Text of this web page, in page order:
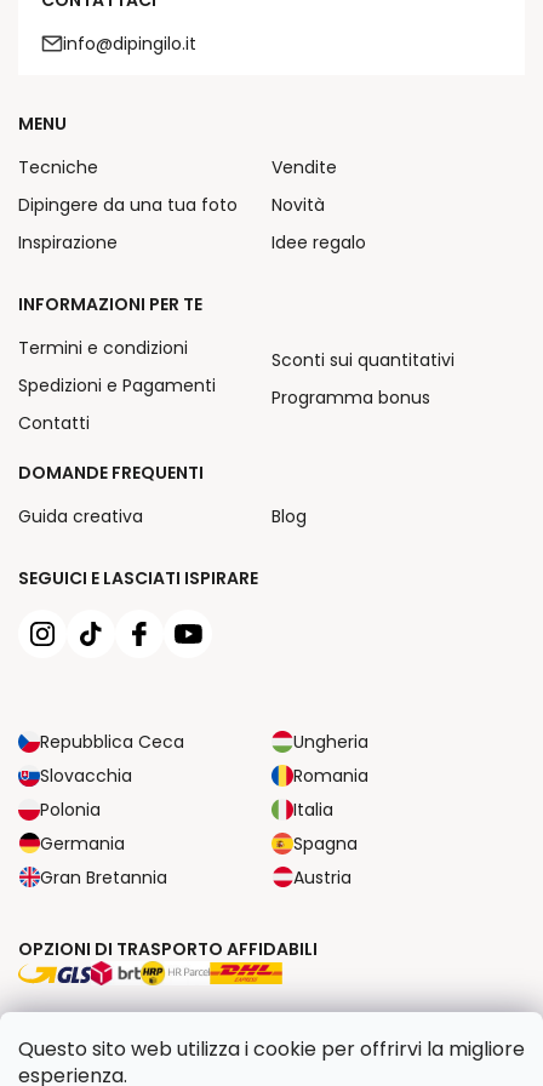
Questo sito web utilizza i cookie per offrirvi la migliore
esperienza.
info@dipingilo.it
SEGUICI E LASCIATI ISPIRARE
Repubblica Ceca
Ungheria
Slovacchia
Romania
Polonia
Italia
Germania
Spagna
Gran Bretannia
Austria
MENU
Tecniche
Dipingere da una tua foto
Inspirazione
Vendite
Novità
Idee regalo
INFORMAZIONI PER TE
Termini e condizioni
Spedizioni e Pagamenti
Contatti
Sconti sui quantitativi
Programma bonus
DOMANDE FREQUENTI
Guida creativa
Blog
OPZIONI DI TRASPORTO AFFIDABILI